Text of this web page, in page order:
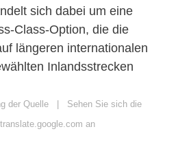
sich dabei um eine
Class-Option, die die
längeren internationalen
Inlandsstrecken
der Quelle | Sehen Sie sich die
an